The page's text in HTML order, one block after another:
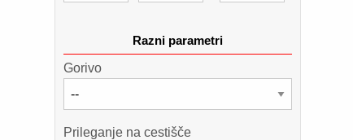
Razni parametri
Gorivo
Prileganje na cestišče